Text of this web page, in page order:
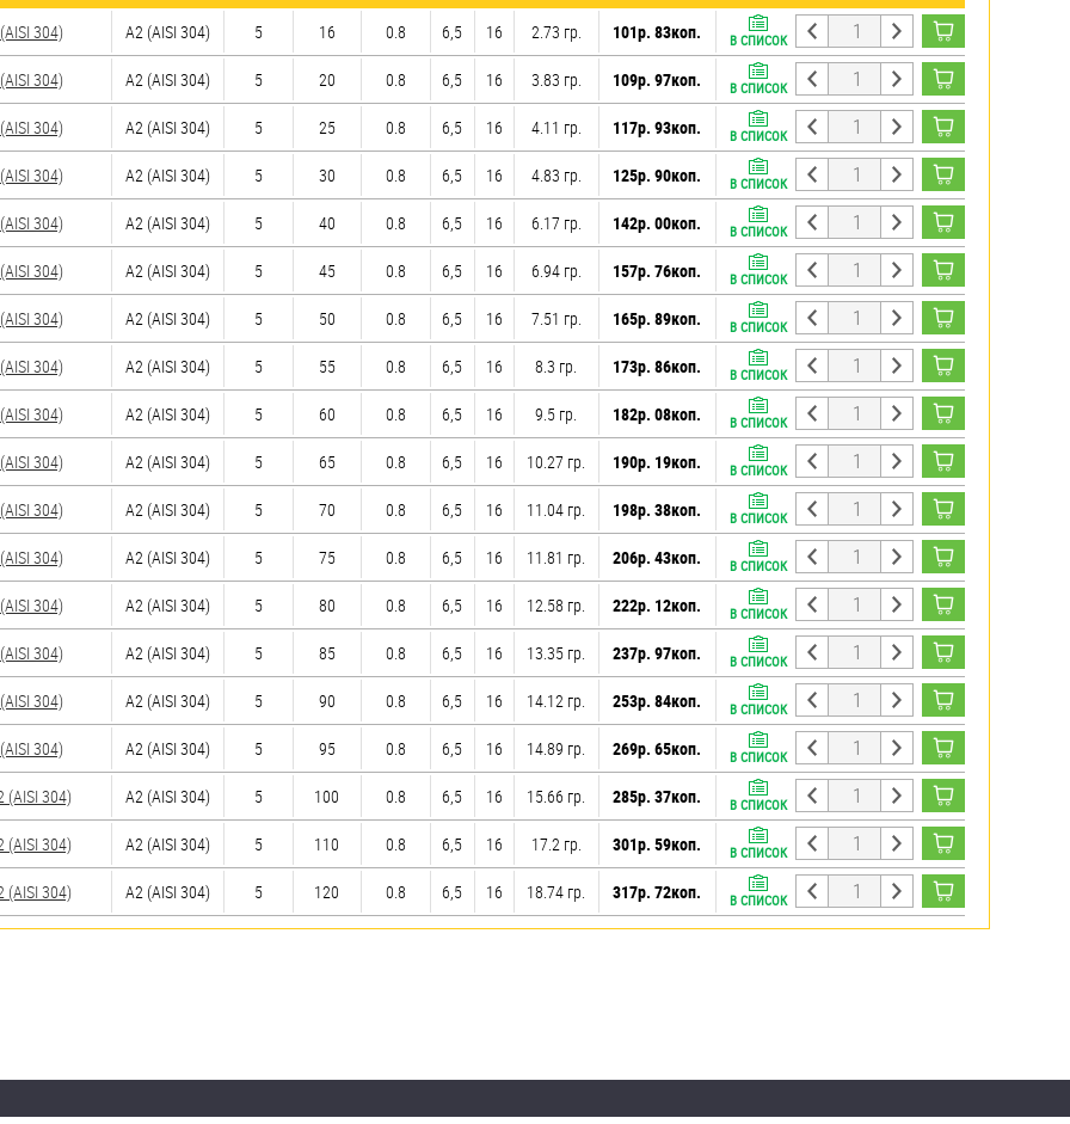
304)
А2 (AISI 304) 5 16 0.8 6,5 16 2.73 гр. 101р. 83коп. В СПИСОК
304) А2 (AISI 304) 5 20 0.8 6,5 16 3.83 гр. 109р. 97коп. В СПИСОК
304) А2 (AISI 304) 5 25 0.8 6,5 16 4.11 гр. 117р. 93коп. В СПИСОК
304) А2 (AISI 304) 5 30 0.8 6,5 16 4.83 гр. 125р. 90коп. В СПИСОК
304) А2 (AISI 304) 5 40 0.8 6,5 16 6.17 гр. 142р. 00коп. В СПИСОК
304) А2 (AISI 304) 5 45 0.8 6,5 16 6.94 гр. 157р. 76коп. В СПИСОК
304) А2 (AISI 304) 5 50 0.8 6,5 16 7.51 гр. 165р. 89коп. В СПИСОК
304) А2 (AISI 304) 5 55 0.8 6,5 16 8.3 гр. 173р. 86коп. В СПИСОК
304) А2 (AISI 304) 5 60 0.8 6,5 16 9.5 гр. 182р. 08коп. В СПИСОК
304) А2 (AISI 304) 5 65 0.8 6,5 16 10.27 гр. 190р. 19коп. В СПИСОК
304) А2 (AISI 304) 5 70 0.8 6,5 16 11.04 гр. 198р. 38коп. В СПИСОК
304) А2 (AISI 304) 5 75 0.8 6,5 16 11.81 гр. 206р. 43коп. В СПИСОК
304) А2 (AISI 304) 5 80 0.8 6,5 16 12.58 гр. 222р. 12коп. В СПИСОК
304) А2 (AISI 304) 5 85 0.8 6,5 16 13.35 гр. 237р. 97коп. В СПИСОК
304) А2 (AISI 304) 5 90 0.8 6,5 16 14.12 гр. 253р. 84коп. В СПИСОК
304) А2 (AISI 304) 5 95 0.8 6,5 16 14.89 гр. 269р. 65коп. В СПИСОК
304) А2 (AISI 304) 5 100 0.8 6,5 16 15.66 гр. 285р. 37коп. В СПИСОК
304) А2 (AISI 304) 5 110 0.8 6,5 16 17.2 гр. 301р. 59коп. В СПИСОК
304) А2 (AISI 304) 5 120 0.8 6,5 16 18.74 гр. 317р. 72коп. В СПИСОК